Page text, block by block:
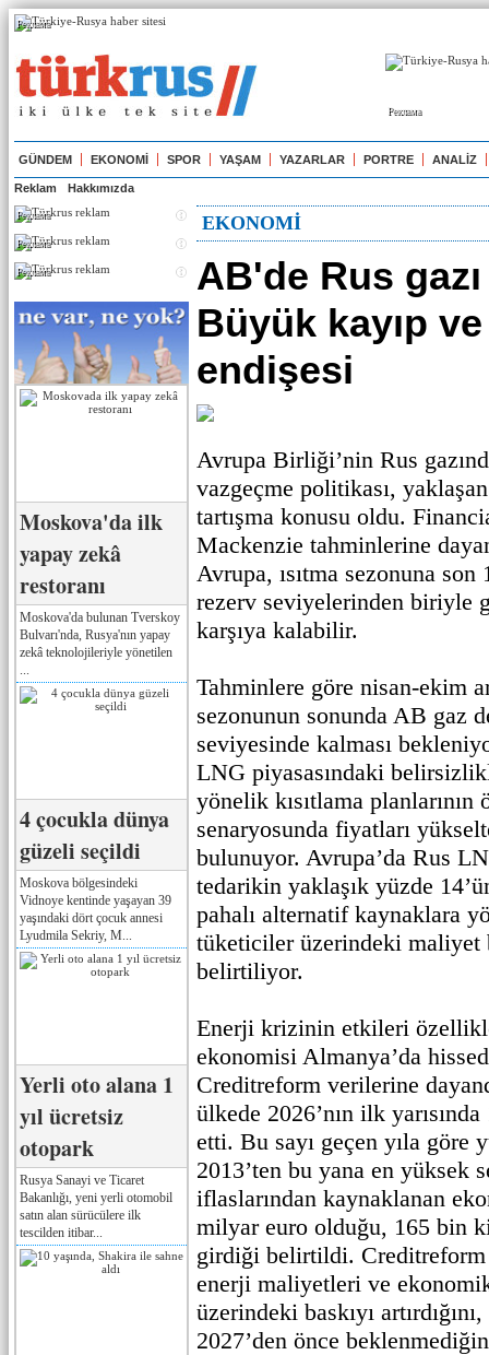
Реклама
Реклама
GÜNDEM EKONOMİ SPOR YAŞAM YAZARLAR PORTRE ANALİZ
Reklam Hakkımızda
Реклама
Реклама
Реклама
Moskova'da ilk
yapay zekâ
restoranı
Moskova'da bulunan Tverskoy
Bulvarı'nda, Rusya'nın yapay
zekâ teknolojileriyle yönetilen
4 çocukla dünya
güzeli seçildi
Moskova bölgesindeki
Vidnoye kentinde yaşayan 39
yaşındaki dört çocuk annesi
Lyudmila Sekriy, M...
Yerli oto alana 1
yıl ücretsiz
otopark
Rusya Sanayi ve Ticaret
Bakanlığı, yeni yerli otomobil
satın alan sürücülere ilk
tescilden itibar...
EKONOMİ
AB'de Rus
Büyük kayıp ve
endişesi
Avrupa Birliği’nin Rus
vazgeçme politikası,
tartışma konusu oldu.
Mackenzie tahminlerine
Avrupa, ısıtma sezonuna son
rezerv seviyelerinden biriyle
karşıya kalabilir.
Tahminlere göre nisan-ekim
sezonunun sonunda AB gaz
seviyesinde kalması
LNG piyasasındaki
yönelik kısıtlama
senaryosunda fiyatları
bulunuyor. Avrupa’da Rus
tedarikin yaklaşık yüzde
pahalı alternatif kaynaklara
tüketiciler üzerindeki maliyet
belirtiliyor.
Enerji krizinin etkileri
ekonomisi Almanya’da
Creditreform verilerine
ülkede 2026’nın ilk
etti. Bu sayı geçen yıla göre
2013’ten bu yana en yüksek
iflaslarından kaynaklanan
milyar euro olduğu, 165 bin
girdiği belirtildi. Creditreform
enerji maliyetleri ve
üzerindeki baskıyı
2027’den önce